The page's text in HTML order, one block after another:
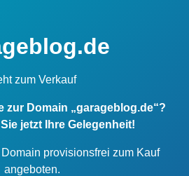
zum Verkauf
zur Domain „garageblog.de“?
jetzt Ihre Gelegenheit!
provisionsfrei zum Kauf
angeboten.